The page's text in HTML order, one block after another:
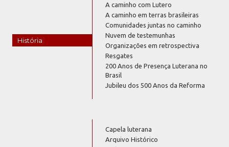
História
A caminho com Lutero
A caminho em terras brasileiras
Comunidades juntas no caminho
Nuvem de testemunhas
Organizações em retrospectiva
Resgates
200 Anos de Presença Luterana no
Brasil
Jubileu dos 500 Anos da Reforma
Capela luterana
Arquivo Histórico